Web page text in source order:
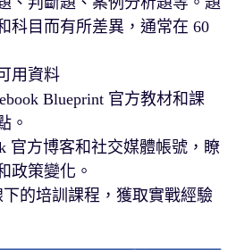
科目而有所差異，通常在 60
用資料
Blueprint 官方教材和課
。
官方博客和社交媒體帳號，瞭
政策變化。
下的培訓課程，獲取實戰經驗